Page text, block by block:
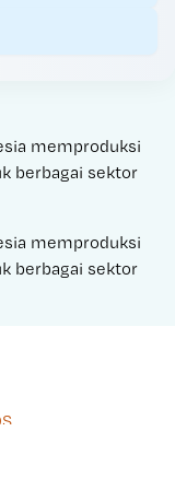
memproduksi
berbagai sektor
memproduksi
berbagai sektor